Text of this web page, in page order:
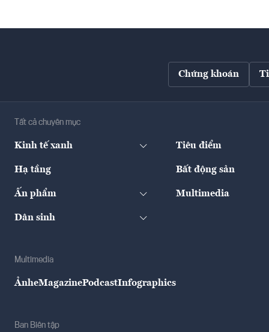
Chứng khoán
Tất cả chuyên mục
Kinh tế xanh Tiêu điểm
Hạ tầng Bất động sản
Ấn phẩm Multimedia
Dân sinh
Multimedia
ẢnheMagazinePodcastInfographics
Ban Biên tập